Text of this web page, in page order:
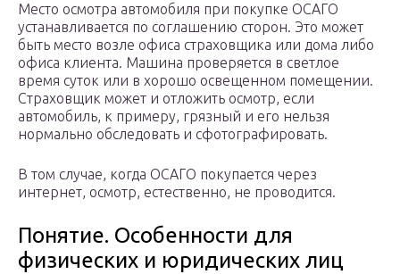
Место осмотра автомобиля при покупке ОСАГО
устанавливается по соглашению сторон. Это может
быть место возле офиса страховщика или дома либо
офиса клиента. Машина проверяется в светлое
время суток или в хорошо освещенном помещении.
Страховщик может и отложить осмотр, если
автомобиль, к примеру, грязный и его нельзя
нормально обследовать и сфотографировать.
В том случае, когда ОСАГО покупается через
интернет, осмотр, естественно, не проводится.
Понятие. Особенности для
физических и юридических лиц